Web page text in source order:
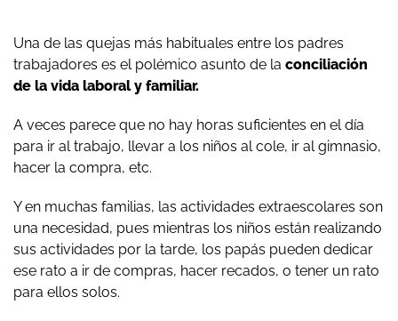
Una de las quejas más habituales entre los padres
trabajadores es el polémico asunto de la conciliación
de la vida laboral y familiar.
A veces parece que no hay horas suficientes en el día
para ir al trabajo, llevar a los niños al cole, ir al gimnasio,
hacer la compra, etc.
Y en muchas familias, las actividades extraescolares son
una necesidad, pues mientras los niños están realizando
sus actividades por la tarde, los papás pueden dedicar
ese rato a ir de compras, hacer recados, o tener un rato
para ellos solos.